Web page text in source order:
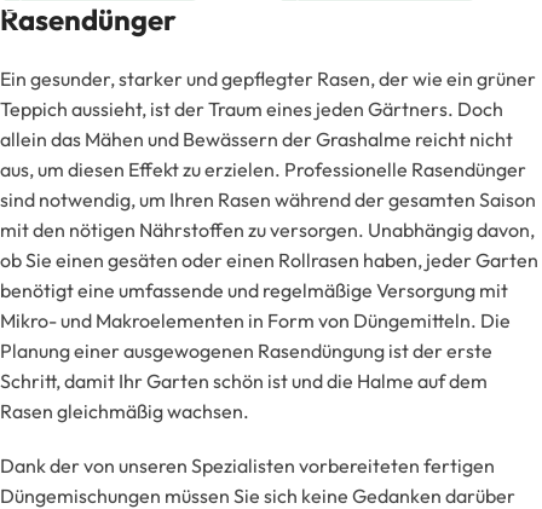
Rasendünger
Ein gesunder, starker und gepflegter Rasen, der wie ein grüner
Teppich aussieht, ist der Traum eines jeden Gärtners. Doch
allein das Mähen und Bewässern der Grashalme reicht nicht
aus, um diesen Effekt zu erzielen. Professionelle Rasendünger
sind notwendig, um Ihren Rasen während der gesamten Saison
mit den nötigen Nährstoffen zu versorgen. Unabhängig davon,
ob Sie einen gesäten oder einen Rollrasen haben, jeder Garten
benötigt eine umfassende und regelmäßige Versorgung mit
Mikro- und Makroelementen in Form von Düngemitteln. Die
Planung einer ausgewogenen Rasendüngung ist der erste
Schritt, damit Ihr Garten schön ist und die Halme auf dem
Rasen gleichmäßig wachsen.
Dank der von unseren Spezialisten vorbereiteten fertigen
Düngemischungen müssen Sie sich keine Gedanken darüber